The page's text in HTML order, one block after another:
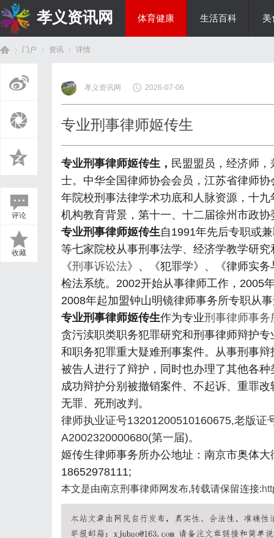
孝义资讯网 体育健康 生活百科 美
门户 资讯
›
详情
评论
收藏
孝义资讯网 2026-07-06
专业刑事律师姬传生
专业刑事律师姬传生， 民盟盟员，经济师
士。中华全国律师协会会员，江苏省律师
年院校刑事法律学术功底和人脉资源，十
机构教育背景，第十一、十二届徐州市政
专业刑事律师姬传生自1991年先后专职或
等七家院校从事刑事法学、经济学教学研
《刑事诉讼法》、《犯罪学》、《律师实
检法系统。2002开始从事律师工作，2005
2008年起加盟钟山明镜律师事务所专职从
专业刑事律师姬传生作为专业刑事律师事务
贪污渎职类职务犯罪研究和刑事律师辩护
和职务犯罪重大疑难刑事案件。从事刑事
被告人进行了辩护，同时也办理了其他各
成功辩护分别被撤销案件、不起诉、重罪
无罪、死刑改判。
律师执业证号13201200510160675,老版证
A2002320000680(第一届)。
姬传生律师事务所办公地址：南京市奥体
18652978111;
本文是由南京刑事律师网发布,转载请保留连接: